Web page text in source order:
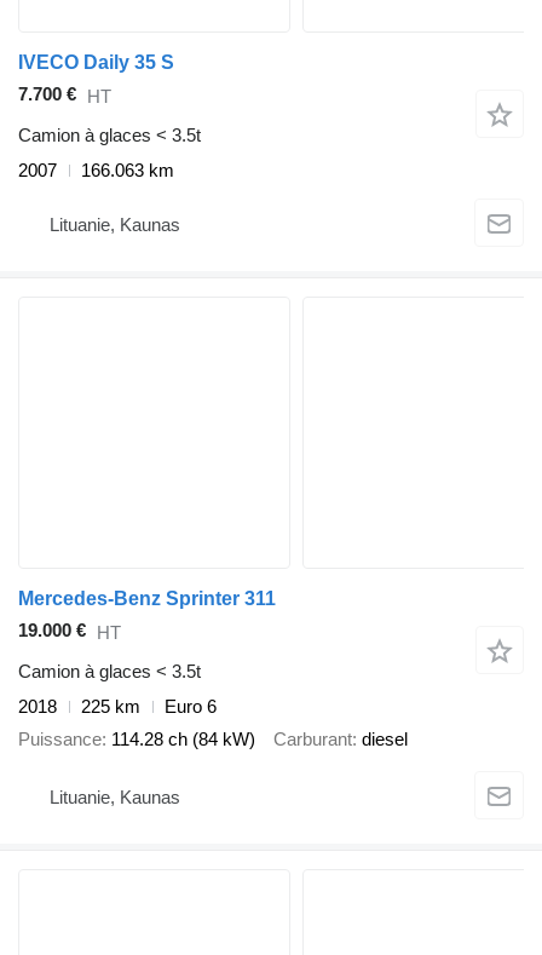
IVECO Daily 35 S
7.700 € HT
Camion à glaces < 3.5t
2007
166.063 km
Lituanie, Kaunas
Mercedes-Benz Sprinter 311
19.000 € HT
Camion à glaces < 3.5t
2018
225 km
Euro 6
Puissance 114.28 ch (84 kW) Carburant diesel
Lituanie, Kaunas